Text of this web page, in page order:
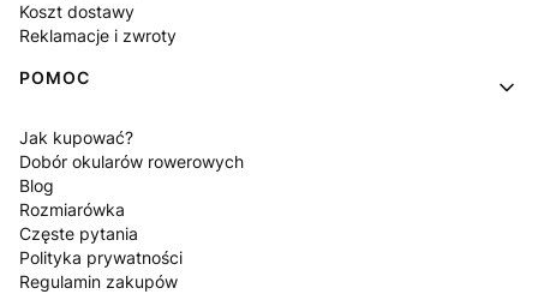
Koszt dostawy
Reklamacje i zwroty
POMOC
Jak kupować?
Dobór okularów rowerowych
Blog
Rozmiarówka
Częste pytania
Polityka prywatności
Regulamin zakupów